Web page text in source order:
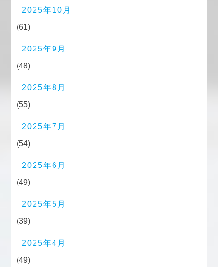
2025年10月
(61)
2025年9月
(48)
2025年8月
(55)
2025年7月
(54)
2025年6月
(49)
2025年5月
(39)
2025年4月
(49)